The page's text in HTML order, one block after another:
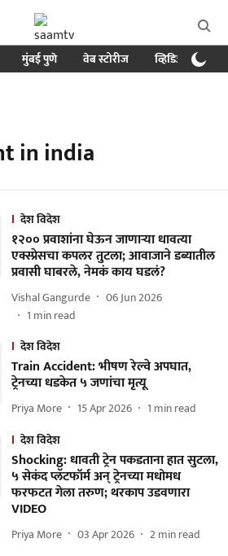
मुंबई पुणे वेब स्टोरीज व्हिडिओ
in india
देश विदेश
१२०० प्रवाशांना घेऊन जाणाऱ्या धावत्या
एक्स्प्रेसचा कपलर तुटला; आवाजाने डब्यातील
प्रवासी घाबरले, नेमकं काय घडलं?
Vishal Gangurde
06 Jun 2026
1 min read
देश विदेश
Train Accident: भीषण रेल्वे अपघात,
ट्रेनच्या धडकेत ५ जणांचा मृत्यू
Priya More 15 Apr 2026 1 min read
देश विदेश
Shocking: धावती ट्रेन पकडताना हात सुटला,
५ सेकंद प्लॅटफॉर्म अन् ट्रेनच्या मधोमध
फरफटत गेला तरुण; थरकाप उडवणारा
VIDEO
Priya More 03 Apr 2026 2min read